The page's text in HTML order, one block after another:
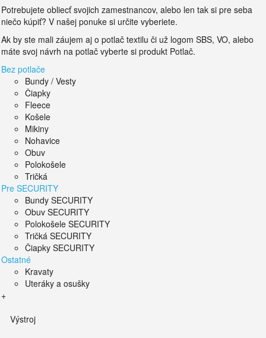
Potrebujete obliecť svojich zamestnancov, alebo len tak si pre seba
niečo kúpiť? V našej ponuke si určite vyberiete.
Ak by ste mali záujem aj o potlač textilu či už logom SBS, VO, alebo
máte svoj návrh na potlač vyberte si produkt Potlač.
Bez potlače
Bundy / Vesty
Čiapky
Fleece
Košele
Mikiny
Nohavice
Obuv
Polokošele
Tričká
Pre SECURITY
Bundy SECURITY
Obuv SECURITY
Polokošele SECURITY
Tričká SECURITY
Čiapky SECURITY
Ostatné
Kravaty
Uteráky a osušky
+
Výstroj